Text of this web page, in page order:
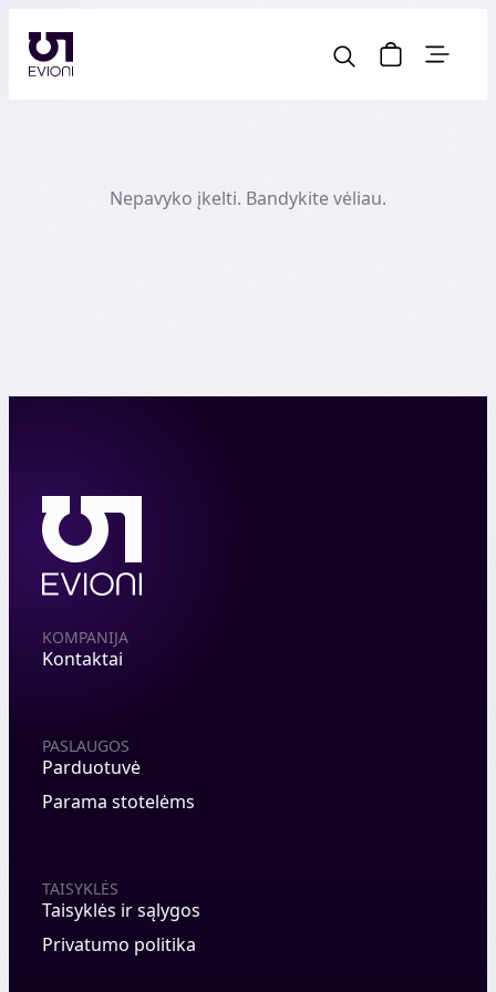
Nepavyko įkelti. Bandykite vėliau.
KOMPANIJA
Kontaktai
PASLAUGOS
Parduotuvė
Parama stotelėms
TAISYKLĖS
Taisyklės ir sąlygos
Privatumo politika